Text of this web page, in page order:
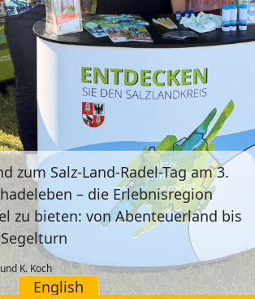
English
zum Salz-Land-Radel-Tag am 3.
– die Erlebnisregion
zu bieten: von Abenteuerland bis
K. Koch